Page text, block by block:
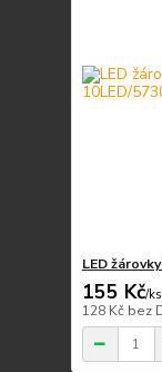
LED
155 Kč/ks
128 Kč bez